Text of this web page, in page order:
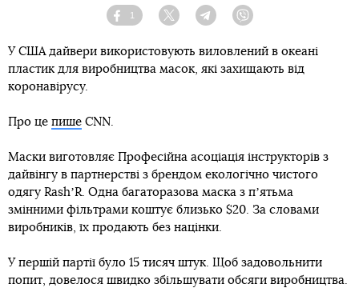
Facebook
1
Twitter TelegramViber
У США дайвери використовують виловлений в океані
пластик для виробництва масок, які захищають від
коронавірусу.
Про це пише CNN.
Маски виготовляє Професійна асоціація інструкторів з
дайвінгу в партнерстві з брендом екологічно чистого
одягу RashʼR. Одна багаторазова маска з пʼятьма
змінними фільтрами коштує близько $20. За словами
виробників, їх продають без націнки.
У першій партії було 15 тисяч штук. Щоб задовольнити
попит, довелося швидко збільшувати обсяги виробництва.